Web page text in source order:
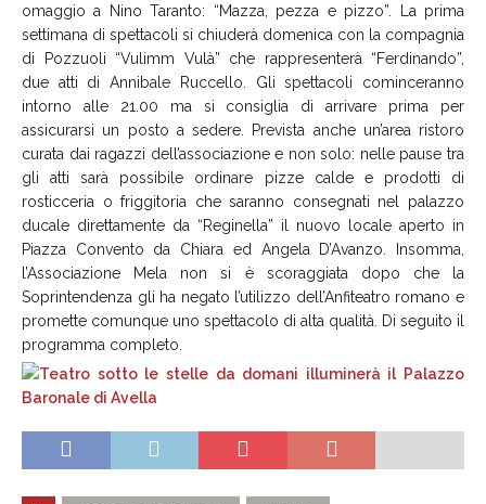
omaggio a Nino Taranto: “Mazza, pezza e pizzo”. La prima
settimana di spettacoli si chiuderà domenica con la compagnia
di Pozzuoli “Vulimm Vulà” che rappresenterà “Ferdinando”,
due atti di Annibale Ruccello. Gli spettacoli cominceranno
intorno alle 21.00 ma si consiglia di arrivare prima per
assicurarsi un posto a sedere. Prevista anche un’area ristoro
curata dai ragazzi dell’associazione e non solo: nelle pause tra
gli atti sarà possibile ordinare pizze calde e prodotti di
rosticceria o friggitoria che saranno consegnati nel palazzo
ducale direttamente da “Reginella” il nuovo locale aperto in
Piazza Convento da Chiara ed Angela D’Avanzo. Insomma,
l’Associazione Mela non si è scoraggiata dopo che la
Soprintendenza gli ha negato l’utilizzo dell’Anfiteatro romano e
promette comunque uno spettacolo di alta qualità. Di seguito il
programma completo.